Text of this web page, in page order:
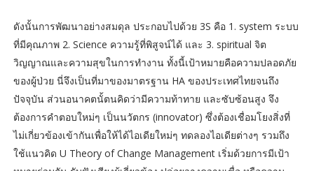
ดังนั้นการพัฒนาอย่างสมดุล ประกอบไปด้วย 3S คือ 1. system ระบบ
ที่มีคุณภาพ 2. Science ความรู้ที่พิสูจน์ได้ และ 3. spiritual จิต
วิญญาณและความสุขในการทำงาน ทั้งนี้เป้าหมายคือความปลอดภัย
ของผู้ป่วย นี่จึงเป็นที่มาของมาตรฐาน HA ของประเทศไทยจนถึง
ปัจจุบัน ส่วนอนาคตนั้ตนคิดว่ามีความท้าทาย และซับซ้อนสูง จึง
ต้องการคำตอบใหม่ๆ เป็นนวัตกร (innovator) ซึ่งต้องเชื่อมโยงสิ่งที่
ไม่เกี่ยวข้องเข้ากันเพื่อให้ได้ไอเดียใหม่ๆ ทดลองไอเดียต่างๆ รวมถึง
ใช้แนวคิด U Theory of Change Management เริ่มด้วยการมีเป้า